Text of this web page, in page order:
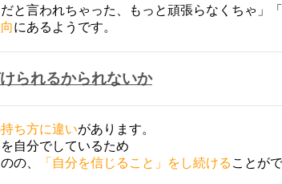
と言われちゃった、もっと頑張らなくちゃ」
にあるようです。
られるかられないか
持ち方に違いがあります。
自分でしているため
の、
「自分を信じること」をし続ける ことが